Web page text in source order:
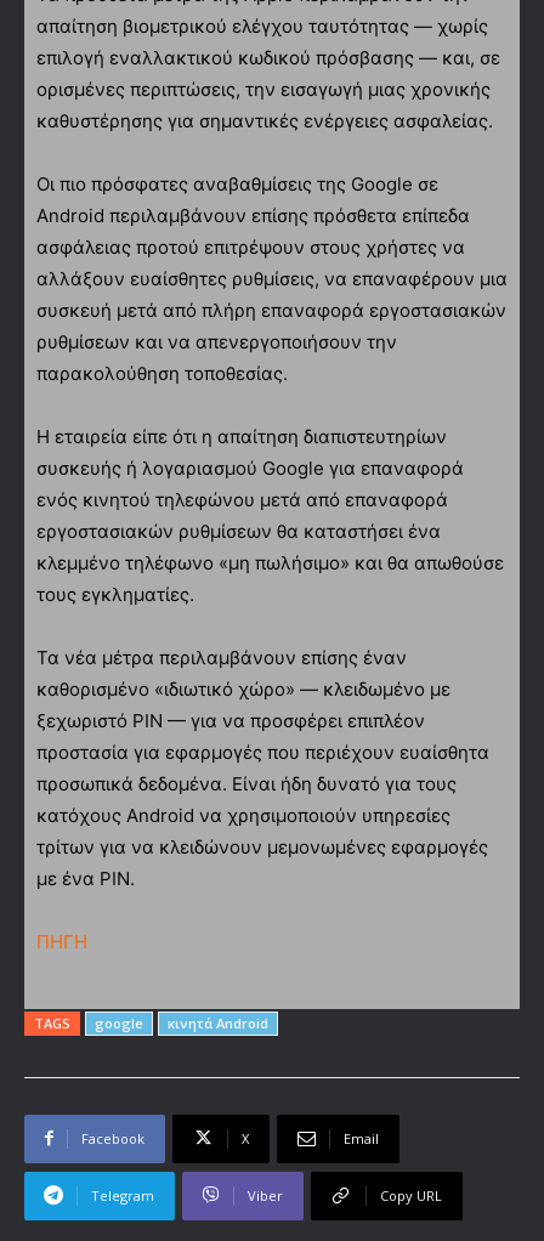
απαίτηση βιομετρικού ελέγχου ταυτότητας — χωρίς
επιλογή εναλλακτικού κωδικού πρόσβασης — και, σε
ορισμένες περιπτώσεις, την εισαγωγή μιας χρονικής
καθυστέρησης για σημαντικές ενέργειες ασφαλείας.
Οι πιο πρόσφατες αναβαθμίσεις της Google σε
Android περιλαμβάνουν επίσης πρόσθετα επίπεδα
ασφάλειας προτού επιτρέψουν στους χρήστες να
αλλάξουν ευαίσθητες ρυθμίσεις, να επαναφέρουν μια
συσκευή μετά από πλήρη επαναφορά εργοστασιακών
ρυθμίσεων και να απενεργοποιήσουν την
παρακολούθηση τοποθεσίας.
Η εταιρεία είπε ότι η απαίτηση διαπιστευτηρίων
συσκευής ή λογαριασμού Google για επαναφορά
ενός κινητού τηλεφώνου μετά από επαναφορά
εργοστασιακών ρυθμίσεων θα καταστήσει ένα
κλεμμένο τηλέφωνο «μη πωλήσιμο» και θα απωθούσε
τους εγκληματίες.
Τα νέα μέτρα περιλαμβάνουν επίσης έναν
καθορισμένο «ιδιωτικό χώρο» — κλειδωμένο με
ξεχωριστό PIN — για να προσφέρει επιπλέον
προστασία για εφαρμογές που περιέχουν ευαίσθητα
προσωπικά δεδομένα. Είναι ήδη δυνατό για τους
κατόχους Android να χρησιμοποιούν υπηρεσίες
τρίτων για να κλειδώνουν μεμονωμένες εφαρμογές
με ένα PIN.
ΠΗΓΗ
TAGS google κινητά Android
Facebook X Email
Telegram Viber Copy URL